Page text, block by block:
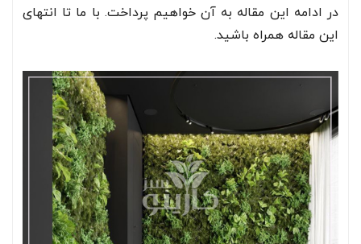
در ادامه این مقاله به آن خواهیم پرداخت. با ما تا انتهای
این مقاله همراه باشید.